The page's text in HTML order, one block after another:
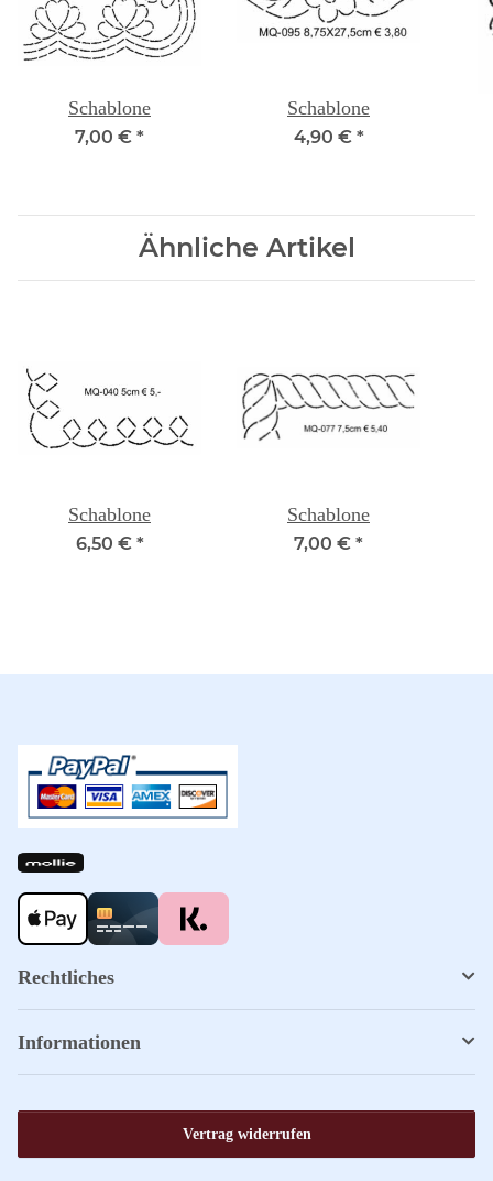
Schablone
7,00 € *
Schablone
4,90 € *
Ähnliche Artikel
Schablone
6,50 € *
Schablone
7,00 € *
Rechtliches
Informationen
Vertrag widerrufen